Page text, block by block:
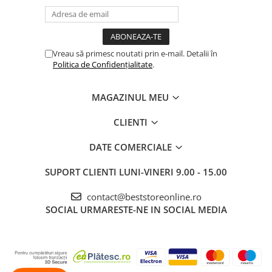
Sandwich-maker
Ingrijire personala & Cosmetice
Accesorii aparate de ras clasice
Accesorii aparate de ras electrice
Aparate cosmetice
Aparate de ras si tuns
Aparate pentru manichiura
pedichiura
Vreau să primesc noutati prin e-mail. Detalii în
Politica de Confidențialitate.
MAGAZINUL MEU
CLIENTI
DATE COMERCIALE
SUPORT CLIENTI LUNI-VINERI 9.00 - 15.00
contact@beststoreonline.ro
SOCIAL URMARESTE-NE IN SOCIAL MEDIA